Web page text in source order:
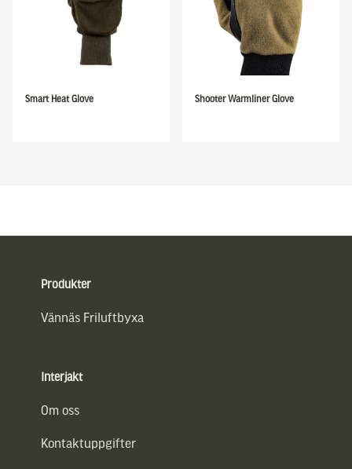
Smart Heat Glove Shooter Warmliner Glove
Produkter
Vännäs Friluftbyxa
Interjakt
Om oss
Kontaktuppgifter